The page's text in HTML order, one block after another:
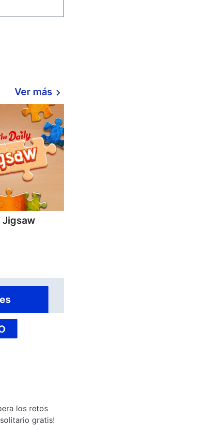
Ver más
Jigsaw
los retos
gratis!